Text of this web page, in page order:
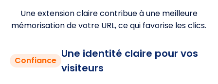
Une extension claire contribue à une meilleure
mémorisation de votre URL, ce qui favorise les clics.
Confiance
Une identité claire pour vos
visiteurs